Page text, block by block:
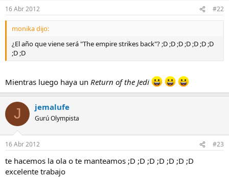
16 Abr 2012 #22
monika dijo:
¿El año que viene será "The empire strikes back"? ;D ;D ;D ;D ;D ;D ;D
;D ;D
Mientras luego haya un Return of the Jedi
J jemalufe
Gurú Olympista
16 Abr 2012 #23
te hacemos la ola o te manteamos ;D ;D ;D ;D ;D ;D ;D
excelente trabajo